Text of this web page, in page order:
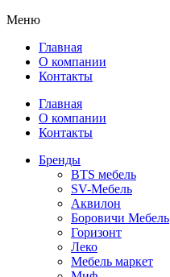
Меню
Главная
О компании
Контакты
Главная
О компании
Контакты
Бренды
BTS мебель
SV-Мебель
Аквилон
Боровичи Мебель
Горизонт
Леко
Мебель маркет